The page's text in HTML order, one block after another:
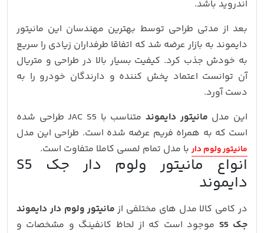
اندروید باشد.
بعد از مدتی طراحی توسط بهترین مهندسان این مانیتور
دایموند به بازار عرضه شد که اتفاقا طرفداران زیادی را سریع
به خودش جذب کرد. کیفیت بسیار بالا در طراحی و متریال
آن توانست اعتماد پخش کننده و دارندگان خودرو را به
دست آورد.
این مدل مانیتور دایموند
متناسب با JAC S5 طراحی شده
است که به همراه فریم عرضه شده است. طراحی این مدل
مانیتور ولوم دار با مدل تمام لمسی کاملا متفاوت است.
انواع مانیتور ولوم دار جک S5
دایموند
در کامی کالا مدل های مختلفی از مانیتور ولوم دار دایموند
جک S5
موجود است که از لحاظ کانفینگ و مشخصات و